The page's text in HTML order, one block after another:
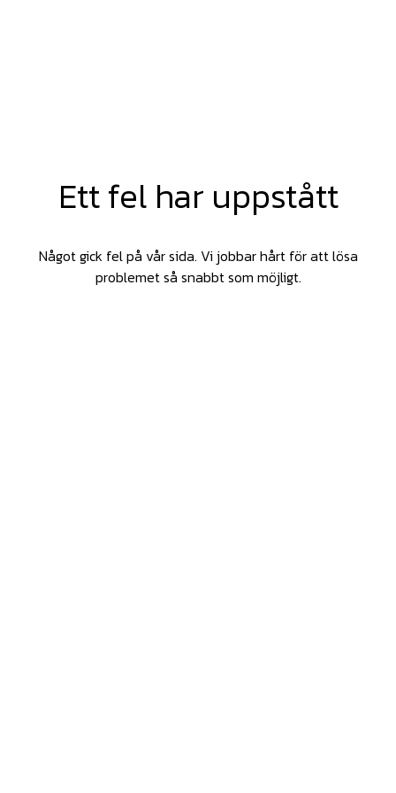
Ett fel har uppstått
Något gick fel på vår sida. Vi jobbar hårt för att lösa
problemet så snabbt som möjligt.